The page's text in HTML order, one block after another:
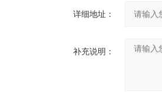
详细地址：
补充说明：